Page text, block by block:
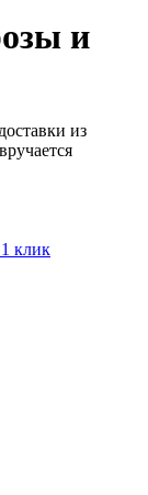
и
из
клик